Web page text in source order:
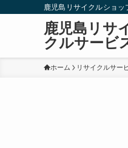
鹿児島リサイクルショ
鹿児島リサ
クルサービ
ホーム リサイクルサー